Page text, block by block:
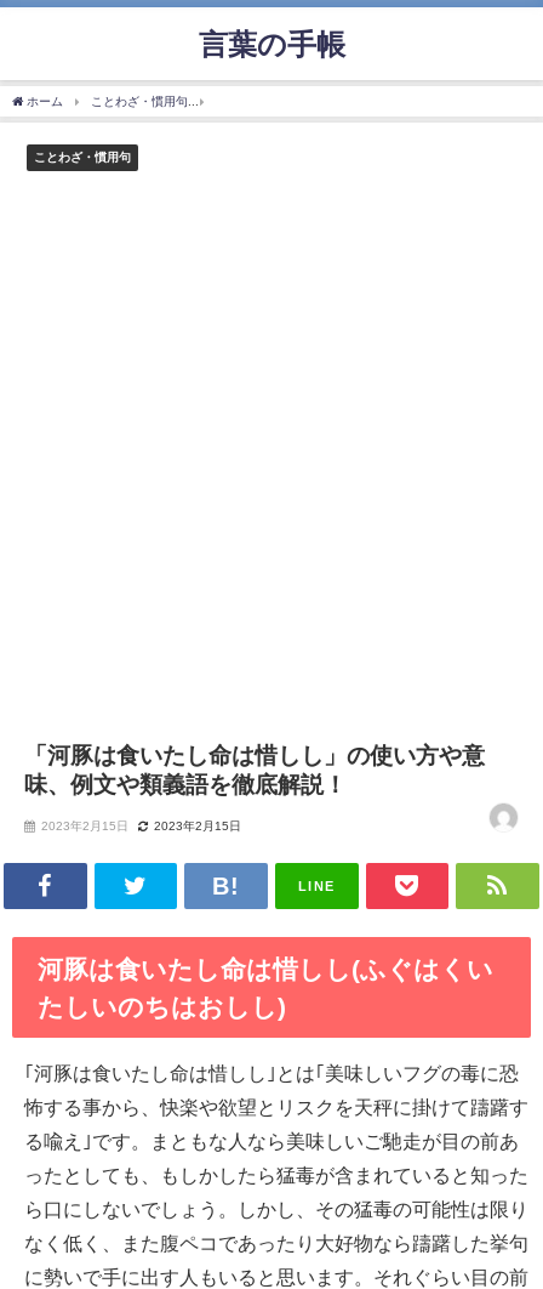
言葉の手帳
ホーム ことわざ・慣用句
ことわざ・慣用句
「河豚は食いたし命は惜しし」の使い方や意
味、例文や類義語を徹底解説！
2023年2月15日 2023年2月15日
LINE
河豚は食いたし命は惜しし(ふぐはくい
たしいのちはおしし)
｢河豚は食いたし命は惜しし｣とは｢美味しいフグの毒に恐
怖する事から、快楽や欲望とリスクを天秤に掛けて躊躇す
る喩え｣です。まともな人なら美味しいご馳走が目の前あ
ったとしても、もしかしたら猛毒が含まれていると知った
ら口にしないでしょう。しかし、その猛毒の可能性は限り
なく低く、また腹ペコであったり大好物なら躊躇した挙句
に勢いで手に出す人もいると思います。それぐらい目の前